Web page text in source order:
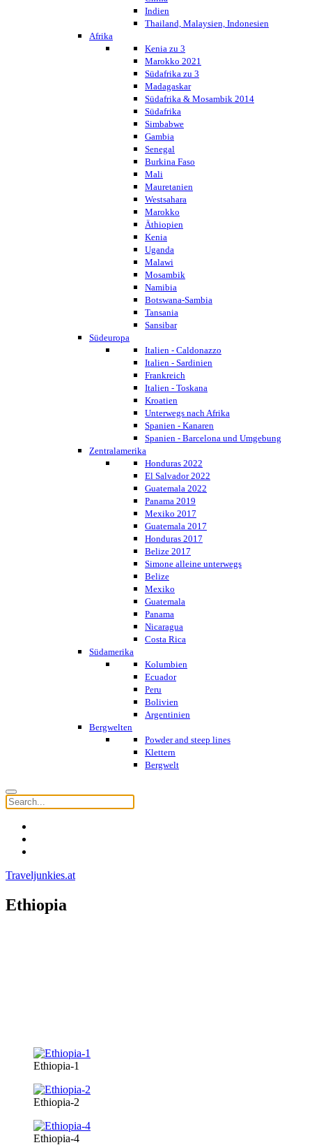
Indien
Thailand, Malaysien, Indonesien
Afrika
Kenia zu 3
Marokko 2021
Südafrika zu 3
Madagaskar
Südafrika & Mosambik 2014
Südafrika
Simbabwe
Gambia
Senegal
Burkina Faso
Mali
Mauretanien
Westsahara
Marokko
Äthiopien
Kenia
Uganda
Malawi
Mosambik
Namibia
Botswana-Sambia
Tansania
Sansibar
Südeuropa
Italien - Caldonazzo
Italien - Sardinien
Frankreich
Italien - Toskana
Kroatien
Unterwegs nach Afrika
Spanien - Kanaren
Spanien - Barcelona und Umgebung
Zentralamerika
Honduras 2022
El Salvador 2022
Guatemala 2022
Panama 2019
Mexiko 2017
Guatemala 2017
Honduras 2017
Belize 2017
Simone alleine unterwegs
Belize
Mexiko
Guatemala
Panama
Nicaragua
Costa Rica
Südamerika
Kolumbien
Ecuador
Peru
Bolivien
Argentinien
Bergwelten
Powder and steep lines
Klettern
Bergwelt
Traveljunkies.at
Ethiopia
Ethiopia-1
Ethiopia-2
Ethiopia-4